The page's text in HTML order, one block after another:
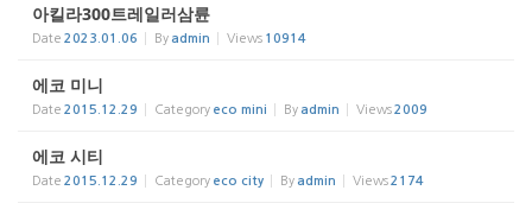
아킬라300트레일러삼륜
Date 2023.01.06 By admin Views 10914
에코 미니
Date 2015.12.29 Category eco mini By admin Views2009
에코 시티
Date 2015.12.29 Category eco city By admin Views2174